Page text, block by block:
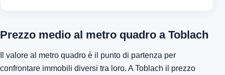
Prezzo medio al metro quadro a Toblach
Il valore al metro quadro è il punto di partenza per
confrontare immobili diversi tra loro. A Toblach il prezzo